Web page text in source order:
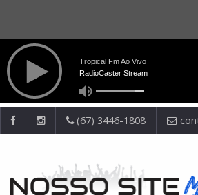
(67) 3446-1808